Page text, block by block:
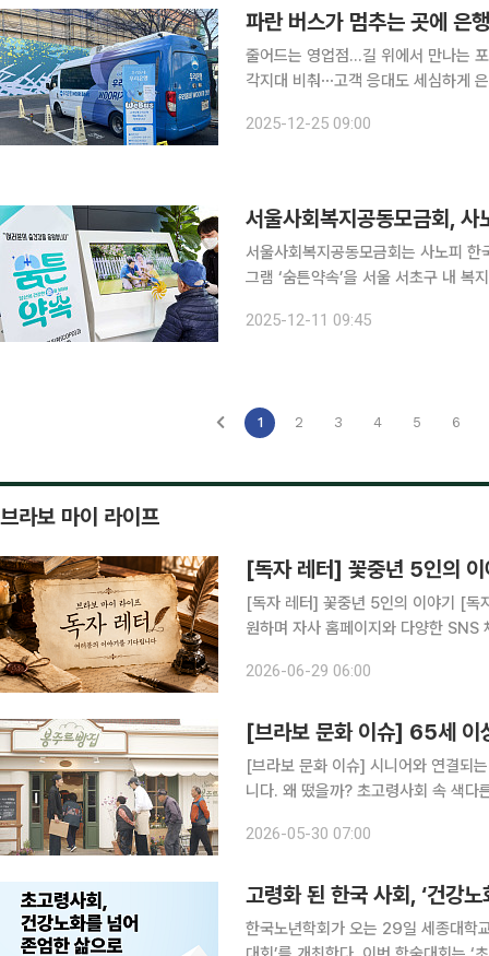
파란 버스가 멈추는 곳에 은
줄어드는 영업점…길 위에서 만나는
각지대 비춰⋯고객 응대도 세심하게 은행 가려면 멀리 나가야 했는데 이렇게 와주니까 참 고맙죠. 기
란색 버스 한 대에 고령자들이 삼삼
2025-12-25 09:00
서울사회복지공동모금회,
서울사회복지공동모금회는 사노피
그램 ‘숨튼약속’을 서울 서초구 내 복지관과
서초구청, 사회복지공동모금회가 협
2025-12-11 09:45
1 2 3 4 5 6
브라보 마이 라이프
[독자 레터] 꽃중년 5인의 이
[독자 레터] 꽃중년 5인의 이야기 [독자 레터] ‘브라보 마이 라이프’는 꽃중년의 액티브 라이프를 응
원하며 자사 홈페이지와 다양한 SNS
수의사에서 작가로 인생 2막 열다
2026-06-29 06:00
[브라보 문화 이슈] 65세 이
[브라보 문화 이슈] 시니어와 연결되
니다. 왜 떴을까? 초고령사회 속 색다른 예능이 등장했다. 지난 8일 첫 방송된 쿠팡플레이 예능 '봉
이상 어르신만 입장할 수 있다는 특별
2026-05-30 07:00
고령화 된 한국 사회, ‘건강
한국노년학회가 오는 29일 세종대학